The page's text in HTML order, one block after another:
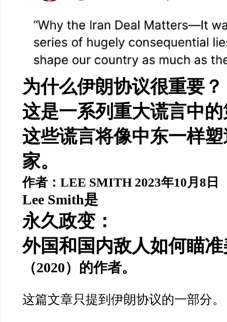
为什么伊朗协议很重要？
这是一系列重大谎言中
这些谎言将像中东一样
家。
作者： LEE SMITH 2023年10月 8 日
Lee Smith是
永久政变：
外国和国内敌人如何瞄
（2020）的作者。
这篇文章只提到伊朗协议的一部分。